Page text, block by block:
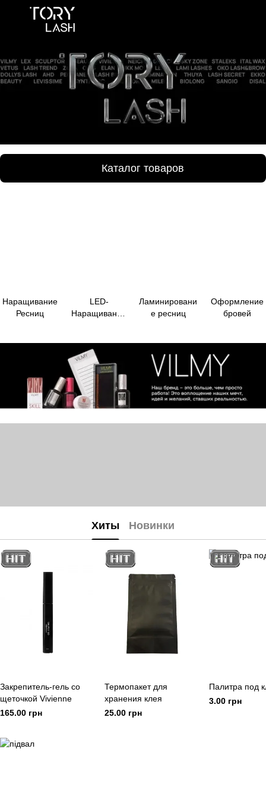
Каталог товаров
Наращивание
Ресниц
LED-
Наращивание
Ламинировани
е ресниц
Оформление
бровей
Хиты Новинки
Закрепитель-гель со
щеточкой Vivienne
165.00 грн
Термопакет для
хранения клея
25.00 грн
Палитра под
3.00 грн